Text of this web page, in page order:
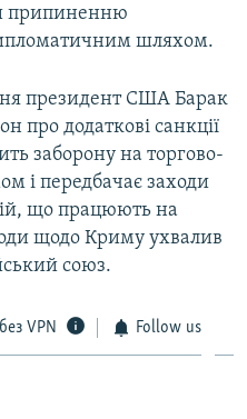
припиненню
шляхом.
президент США Барак
про додаткові санкції
заборону на торгово-
і передбачає заходи
що працюють на
щодо Криму ухвалив
союз.
VPN Follow us